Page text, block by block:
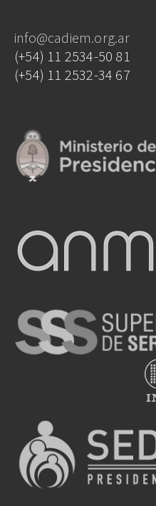
info@cadiem.org.ar
(+54) 11 2534-50 81
(+54) 11 2532-34 67